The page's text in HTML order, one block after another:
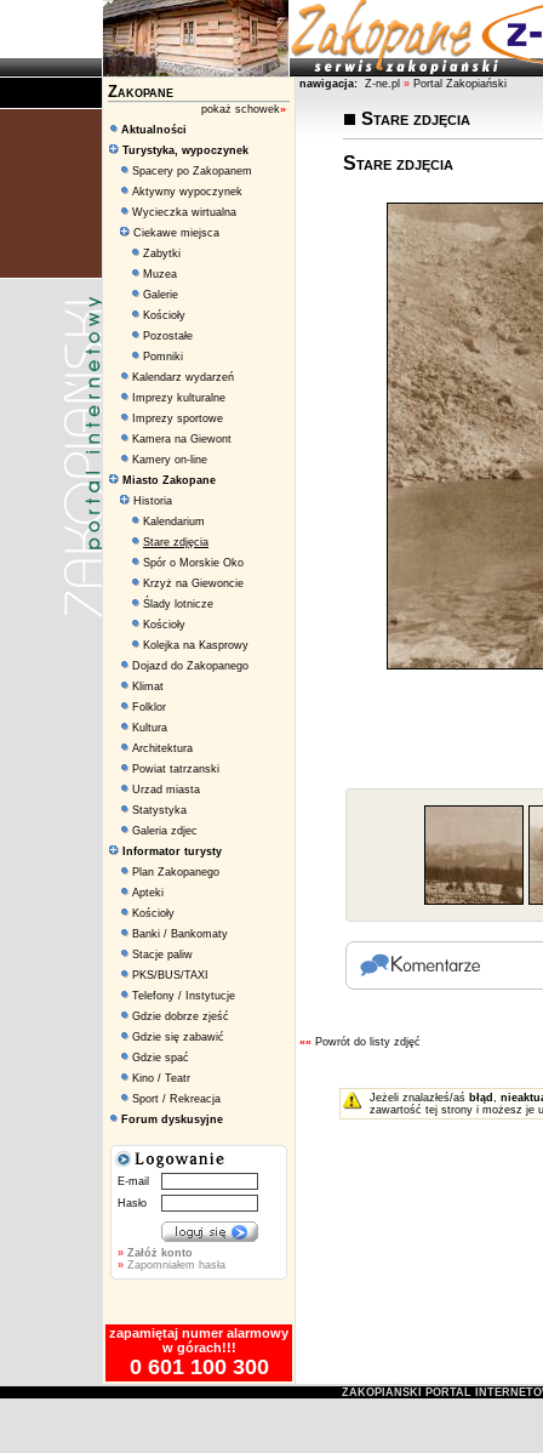
Zakopane
pokaż schowek»
Aktualności
Turystyka, wypoczynek
Spacery po Zakopanem
Aktywny wypoczynek
Wycieczka wirtualna
Ciekawe miejsca
Zabytki
Muzea
Galerie
Kościoły
Pozostałe
Pomniki
Kalendarz wydarzeń
Imprezy kulturalne
Imprezy sportowe
Kamera na Giewont
Kamery on-line
Miasto Zakopane
Historia
Kalendarium
Stare zdjęcia
Spór o Morskie Oko
Krzyż na Giewoncie
Ślady lotnicze
Kościoły
Kolejka na Kasprowy
Dojazd do Zakopanego
Klimat
Folklor
Kultura
Architektura
Powiat tatrzanski
Urzad miasta
Statystyka
Galeria zdjec
Informator turysty
Plan Zakopanego
Apteki
Kościoły
Banki / Bankomaty
Stacje paliw
PKS/BUS/TAXI
Telefony / Instytucje
Gdzie dobrze zjeść
Gdzie się zabawić
Gdzie spać
Kino / Teatr
Sport / Rekreacja
Forum dyskusyjne
E-mail
Hasło
» Załóż konto
» Zapomniałem hasła
zapamiętaj numer alarmowy
w górach!!!
0 601 100 300
nawigacja: Z-ne.pl » Portal Zakopiański
Stare zdjęcia
Stare zdjęcia
«« Powrót do listy zdjęć
Jeżeli znalazłeś/aś błąd ,
zawartość tej strony i możesz je
ZAKOPIAŃSKI PORTAL